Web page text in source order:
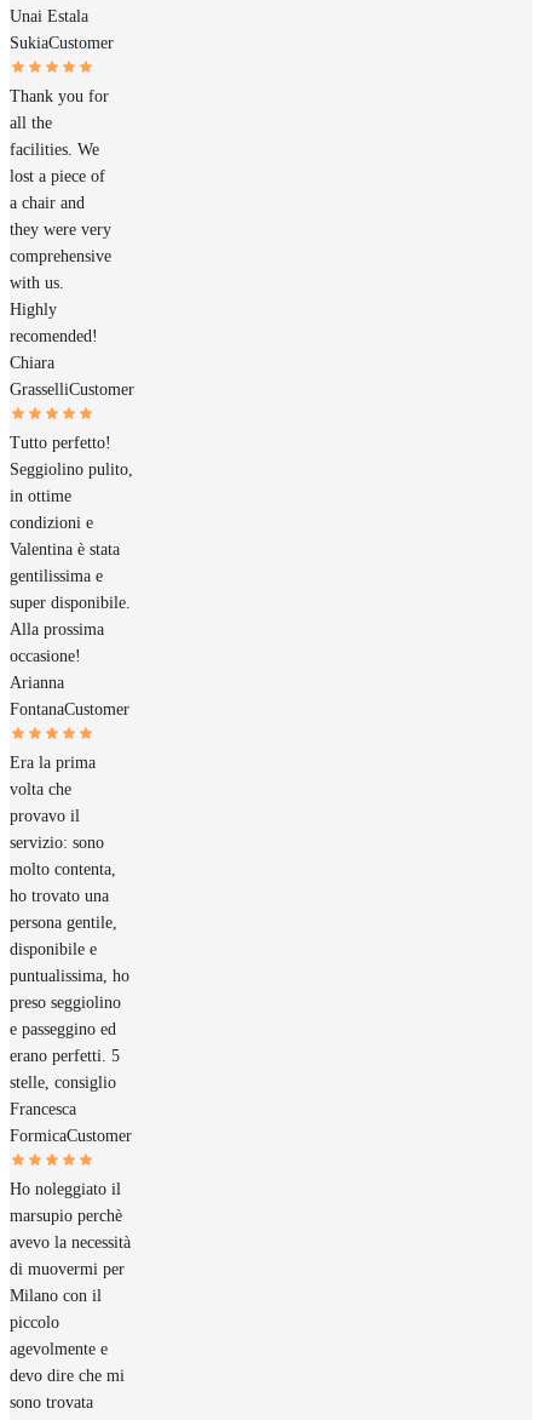
Unai Estala
SukiaCustomer
Thank you for
all the
facilities. We
lost a piece of
a chair and
they were very
comprehensive
with us.
Highly
recomended!
Chiara
GrasselliCustomer
Tutto perfetto!
Seggiolino pulito,
in ottime
condizioni e
Valentina è stata
gentilissima e
super disponibile.
Alla prossima
occasione!
Arianna
FontanaCustomer
Era la prima
volta che
provavo il
servizio: sono
molto contenta,
ho trovato una
persona gentile,
disponibile e
puntualissima, ho
preso seggiolino
e passeggino ed
erano perfetti. 5
stelle, consiglio
Francesca
FormicaCustomer
Ho noleggiato il
marsupio perchè
avevo la necessità
di muovermi per
Milano con il
piccolo
agevolmente e
devo dire che mi
sono trovata